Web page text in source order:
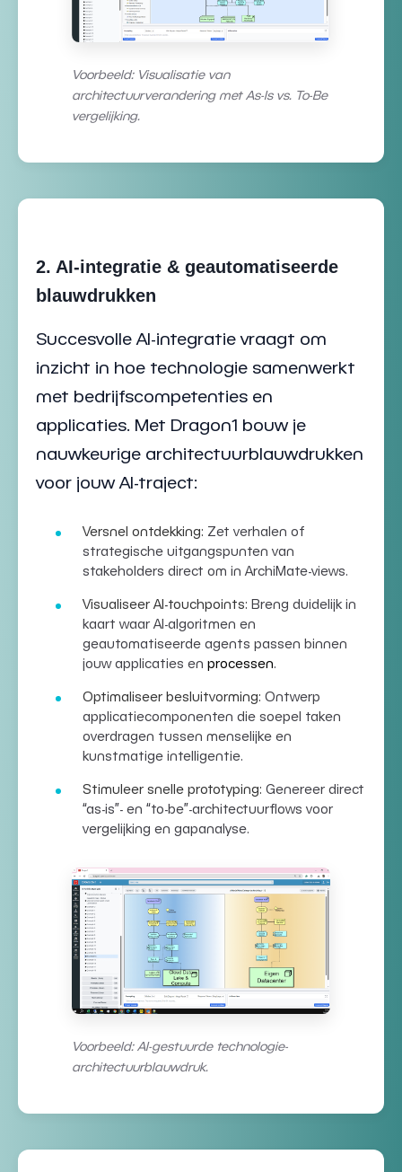
Voorbeeld: Visualisatie van
architectuurverandering met As-Is vs. To-Be
vergelijking.
2. AI-integratie & geautomatiseerde
blauwdrukken
Succesvolle AI-integratie vraagt om
inzicht in hoe technologie samenwerkt
met bedrijfscompetenties en
applicaties. Met Dragon1 bouw je
nauwkeurige architectuurblauwdrukken
voor jouw AI-traject:
Versnel ontdekking: Zet verhalen of
strategische uitgangspunten van
stakeholders direct om in ArchiMate-views.
Visualiseer AI-touchpoints: Breng duidelijk in
kaart waar AI-algoritmen en
geautomatiseerde agents passen binnen
jouwapplicaties en processen.
Optimaliseer besluitvorming: Ontwerp
applicatiecomponenten die soepel taken
overdragen tussen menselijke en
kunstmatige intelligentie.
Stimuleer snelle prototyping: Genereer direct
“as-is”- en “to-be”-architectuurflows voor
vergelijking en gapanalyse.
Voorbeeld: AI-gestuurde technologie-
architectuurblauwdruk.